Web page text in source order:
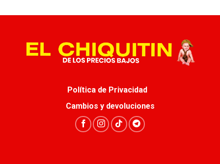
Política de Privacidad
Cambios y devoluciones